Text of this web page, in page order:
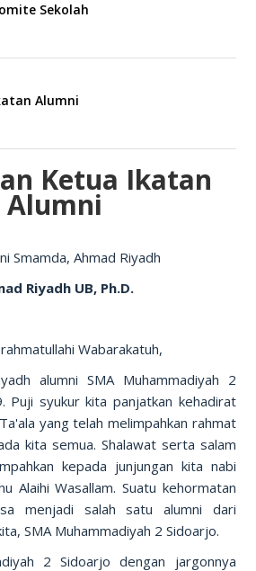
Sekolah
Alumni
Ketua Ikatan
Alumni
Riyadh UB, Ph.D.
Wabarakatuh,
alumni SMA Muhammadiyah 2
Puji syukur kita panjatkan kehadirat
yang telah melimpahkan rahmat
kita semua. Shalawat serta salam
kepada junjungan kita nabi
Alaihi Wasallam. Suatu kehormatan
menjadi salah satu alumni dari
SMA Muhammadiyah 2 Sidoarjo.
2 Sidoarjo dengan jargonnya